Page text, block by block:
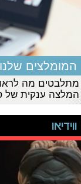
המומלצים
מתלבטים מה
המלצה ענקית של
ווידיאו